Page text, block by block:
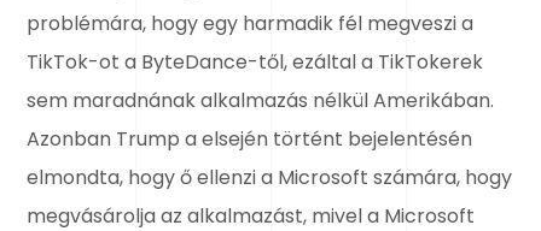
problémára, hogy egy harmadik fél megveszi a
TikTok-ot a ByteDance-től, ezáltal a TikTokerek
sem maradnának alkalmazás nélkül Amerikában.
Azonban Trump a elsején történt bejelentésén
elmondta, hogy ő ellenzi a Microsoft számára, hogy
megvásárolja az alkalmazást, mivel a Microsoft